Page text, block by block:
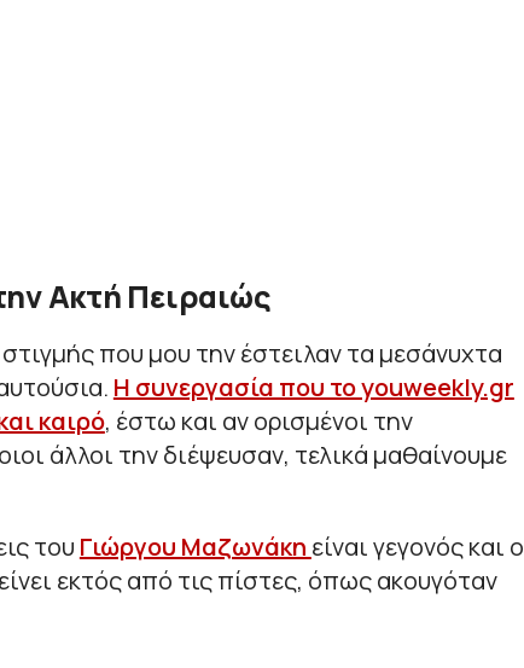
Ακτή Πειραιώς
που μου την έστειλαν τα μεσάνυχτα
Η συνεργασία που το youweekly.gr
καιρό, έστω και αν ορισμένοι την
άλλοι την διέψευσαν, τελικά μαθαίνουμε
του Γιώργου Μαζωνάκη είναι γεγονός και ο
εκτός από τις πίστες, όπως ακουγόταν